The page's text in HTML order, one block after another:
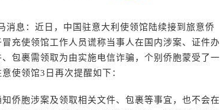
消息：近日，中国驻意大利使领馆陆续接到旅意侨
充使领馆工作人员谎称当事人在国内涉案、证件办
包裹需领取为由实施电信诈骗，个别侨胞蒙受了一
使领馆3日再次提醒如下：
胞涉案及领取相关文件、包裹等事宜，也不会在